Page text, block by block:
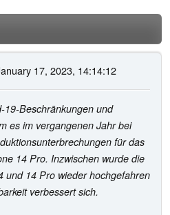
17, 2023, 14:14:12
19-Beschränkungen und
es im vergangenen Jahr bei
für das
14 Pro. Inzwischen wurde die
und 14 Pro wieder hochgefahren
verbessert sich.